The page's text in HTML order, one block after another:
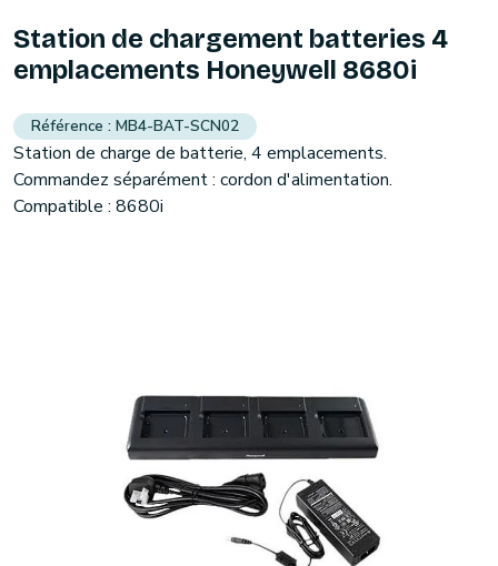
Station de chargement batteries 4
emplacements Honeywell 8680i
MB4-BAT-SCN02
Station de charge de batterie, 4 emplacements.
Commandez séparément : cordon d'alimentation.
Compatible : 8680i